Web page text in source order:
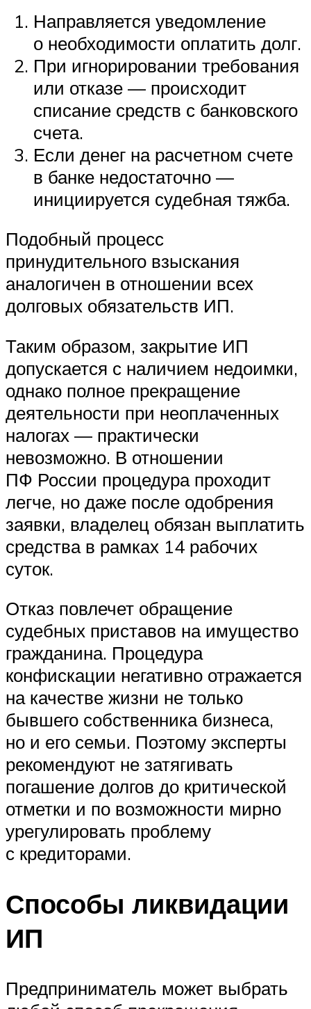
Направляется уведомление
о необходимости оплатить долг.
При игнорировании требования
или отказе — происходит
списание средств с банковского
счета.
Если денег на расчетном счете
в банке недостаточно —
инициируется судебная тяжба.
Подобный процесс
принудительного взыскания
аналогичен в отношении всех
долговых обязательств ИП.
Таким образом, закрытие ИП
допускается с наличием недоимки,
однако полное прекращение
деятельности при неоплаченных
налогах — практически
невозможно. В отношении
ПФ России процедура проходит
легче, но даже после одобрения
заявки, владелец обязан выплатить
средства в рамках 14 рабочих
суток.
Отказ повлечет обращение
судебных приставов на имущество
гражданина. Процедура
конфискации негативно отражается
на качестве жизни не только
бывшего собственника бизнеса,
но и его семьи. Поэтому эксперты
рекомендуют не затягивать
погашение долгов до критической
отметки и по возможности мирно
урегулировать проблему
с кредиторами.
Способы ликвидации
ИП
Предприниматель может выбрать